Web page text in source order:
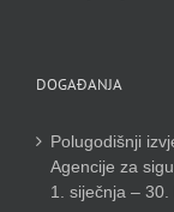
DOGAĐANJA
Polugodišnji
Agencije za
1. siječnja –